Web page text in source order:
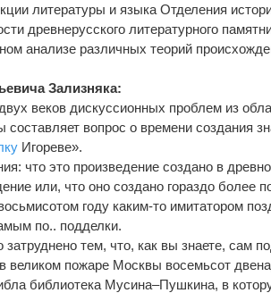
литературы и языка Отделения
древнерусского литературного
анализе различных теорий
Зализняка:
веков дискуссионных проблем из
составляет вопрос о времени создания
Игореве».
что это произведение создано в
или, что оно создано гораздо более
году каким-то имитатором
по.. подделки.
тем, что, как вы знаете, сам
великом пожаре Москвы восемьсот
библиотека Мусина–Пушкина, в